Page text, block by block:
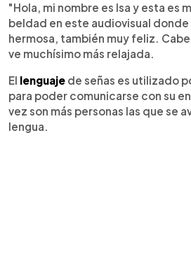
"Hola, mi nombre es Isa y esta es
beldad en este audiovisual donde
hermosa, también muy feliz.
ve muchísimo más relajada.
El lenguaje de señas es utilizado
para poder comunicarse con su
vez son más personas las que se
lengua.